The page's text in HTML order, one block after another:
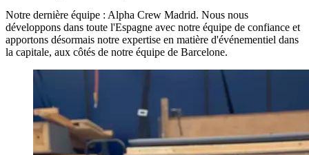
Notre dernière équipe : Alpha Crew Madrid. Nous nous
développons dans toute l'Espagne avec notre équipe de confiance et
apportons désormais notre expertise en matière d'événementiel dans
la capitale, aux côtés de notre équipe de Barcelone.